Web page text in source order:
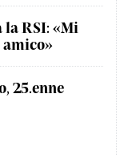
RSI: «Mi
25.enne